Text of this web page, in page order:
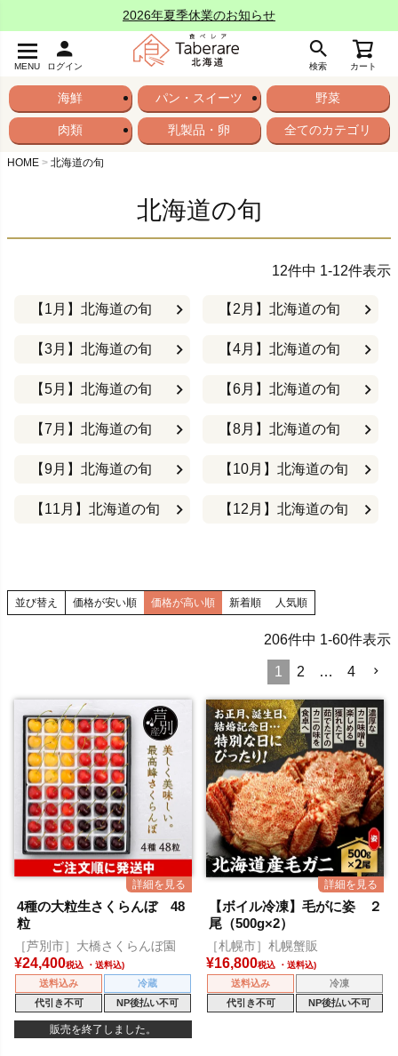
2026年夏季休業のお知らせ
MENU ログイン 検索 カート
海鮮 パン・スイーツ 野菜
肉類 乳製品・卵 全てのカテゴリ
HOME 北海道の旬
北海道の旬
12件中 1-12件表示
【1月】北海道の旬 【2月】北海道の旬
【3月】北海道の旬 【4月】北海道の旬
【5月】北海道の旬 【6月】北海道の旬
【7月】北海道の旬 【8月】北海道の旬
【9月】北海道の旬 【10月】北海道の旬
【11月】北海道の旬 【12月】北海道の旬
並び替え 価格が安い順 価格が高い順 新着順 人気順
206件中 1-60件表示
1 2 … 4
4種の大粒生さくらんぼ 48
粒
［芦別市］大橋さくらんぼ園
¥24,400税込
送料込み
冷蔵
代引き不可
NP後払い不可
販売を終了しました。
【ボイル冷凍】毛がに姿 ２
尾（500g×2）
［札幌市］札幌蟹販
¥16,800税込
送料込み
冷凍
代引き不可
NP後払い不可